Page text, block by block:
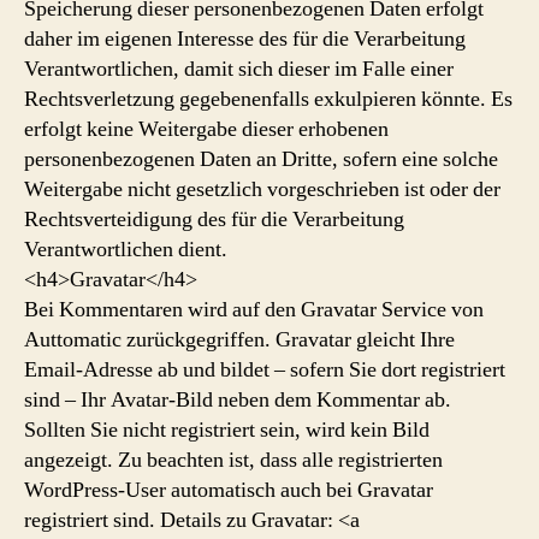
Speicherung dieser personenbezogenen Daten erfolgt
daher im eigenen Interesse des für die Verarbeitung
Verantwortlichen, damit sich dieser im Falle einer
Rechtsverletzung gegebenenfalls exkulpieren könnte. Es
erfolgt keine Weitergabe dieser erhobenen
personenbezogenen Daten an Dritte, sofern eine solche
Weitergabe nicht gesetzlich vorgeschrieben ist oder der
Rechtsverteidigung des für die Verarbeitung
Verantwortlichen dient.
<h4>Gravatar</h4>
Bei Kommentaren wird auf den Gravatar Service von
Auttomatic zurückgegriffen. Gravatar gleicht Ihre
Email-Adresse ab und bildet – sofern Sie dort registriert
sind – Ihr Avatar-Bild neben dem Kommentar ab.
Sollten Sie nicht registriert sein, wird kein Bild
angezeigt. Zu beachten ist, dass alle registrierten
WordPress-User automatisch auch bei Gravatar
registriert sind. Details zu Gravatar: <a